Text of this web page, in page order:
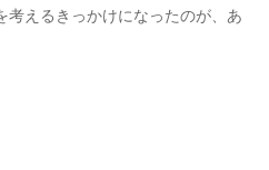
えるきっかけになったのが、あ